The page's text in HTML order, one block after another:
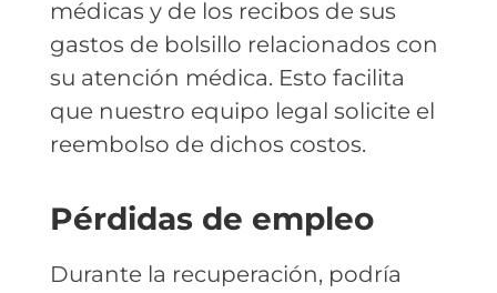
médicas y de los recibos de sus
gastos de bolsillo relacionados con
su atención médica. Esto facilita
que nuestro equipo legal solicite el
reembolso de dichos costos.
Pérdidas de empleo
Durante la recuperación, podría